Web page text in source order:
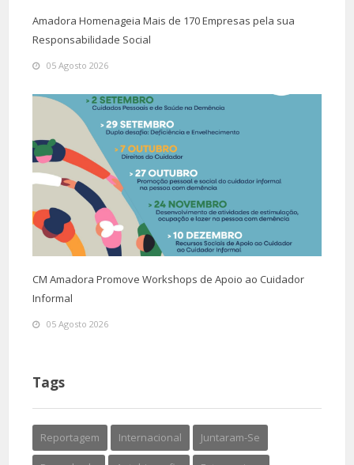
Amadora Homenageia Mais de 170 Empresas pela sua
Responsabilidade Social
05 Agosto 2026
CM Amadora Promove Workshops de Apoio ao Cuidador
Informal
05 Agosto 2026
Tags
Reportagem Internacional Juntaram-Se